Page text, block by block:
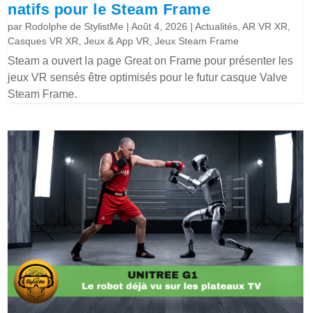
natifs pour le Steam Frame
par Rodolphe de StylistMe |Août 4, 2026 |Actualités,AR VR XR,
Casques VR XR,Jeux & App VR,Jeux Steam Frame
Steam a ouvert la page Great on Frame pour présenter les
jeux VR sensés être optimisés pour le futur casque Valve
Steam Frame.